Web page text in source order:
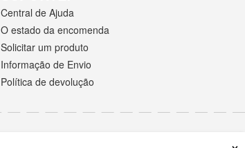
Central de Ajuda
O estado da encomenda
Solicitar um produto
Informação de Envio
Política de devolução